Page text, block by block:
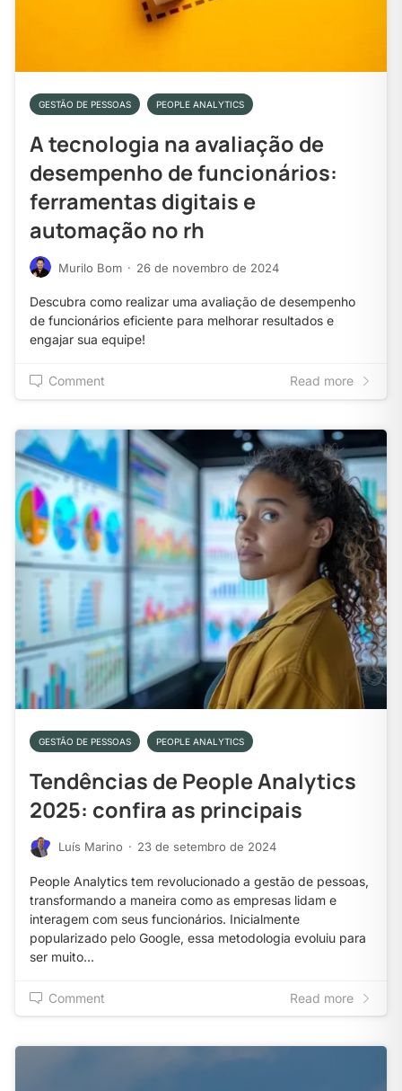
GESTÃO DE PESSOAS PEOPLE ANALYTICS
A tecnologia na avaliação de
desempenho de funcionários:
ferramentas digitais e
automação no rh
Murilo Bom · 26 de novembro de 2024
Descubra como realizar uma avaliação de desempenho
de funcionários eficiente para melhorar resultados e
engajar sua equipe!
Comment Read more
GESTÃO DE PESSOAS PEOPLE ANALYTICS
Tendências de People Analytics
2025: confira as principais
Luís Marino · 23 de setembro de 2024
People Analytics tem revolucionado a gestão de pessoas,
transformando a maneira como as empresas lidam e
interagem com seus funcionários. Inicialmente
popularizado pelo Google, essa metodologia evoluiu para
ser muito…
Comment Read more